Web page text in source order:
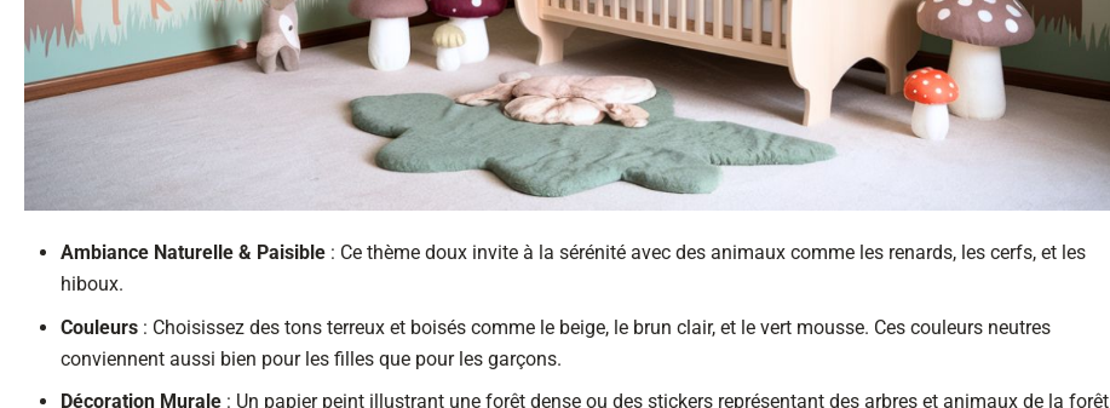
Ambiance Naturelle & Paisible : Ce thème doux invite à la sérénité avec des animaux comme les renards, les cerfs, et les
hiboux.
Couleurs : Choisissez des tons terreux et boisés comme le beige, le brun clair, et le vert mousse. Ces couleurs neutres
conviennent aussi bien pour les filles que pour les garçons.
Décoration Murale : Un papier peint illustrant une forêt dense ou des stickers représentant des arbres et animaux de la forêt